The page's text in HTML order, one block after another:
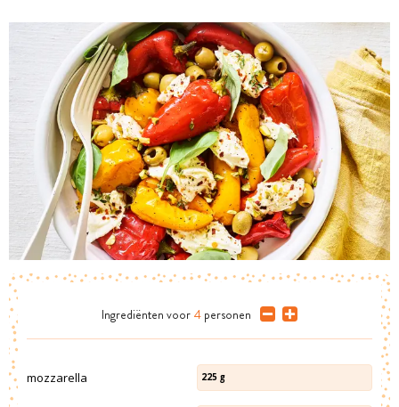
Ingrediënten voor 4 personen
mozzarella 225 g